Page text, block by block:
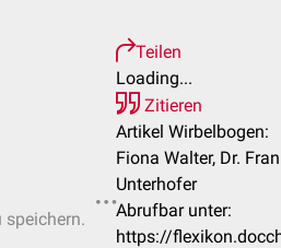
speichern.
Teilen
Loading...
Zitieren
Artikel Wirbelbogen:
Fiona Walter, Dr.
Unterhofer
Abrufbar unter:
https://